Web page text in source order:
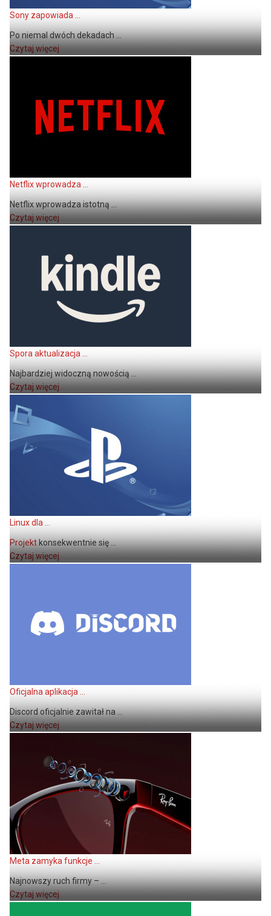
Sony zapowiada ...
Po niemal dwóch dekadach ...
Czytaj więcej
Netflix wprowadza ...
Netflix wprowadza istotną ...
Czytaj więcej
Spora aktualizacja ...
Najbardziej widoczną nowością ...
Czytaj więcej
Linux dla ...
Projektkonsekwentnie się ...
Czytaj więcej
Oficjalna aplikacja ...
Discord oficjalnie zawitał na ...
Czytaj więcej
Meta zamyka funkcje ...
Najnowszy ruch firmy – ...
Czytaj więcej